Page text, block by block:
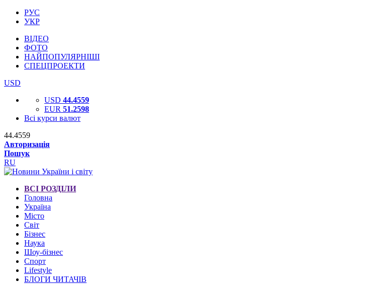
РУС
УКР
ВІДЕО
ФОТО
НАЙПОПУЛЯРНІШІ
СПЕЦПРОЕКТИ
USD
USD 44.4559
EUR 51.2598
Всі курси валют
44.4559
Авторизація
Пошук
RU
ВСІ РОЗДІЛИ
Головна
Україна
Місто
Світ
Бізнес
Наука
Шоу-бізнес
Спорт
Lifestyle
БЛОГИ ЧИТАЧІВ